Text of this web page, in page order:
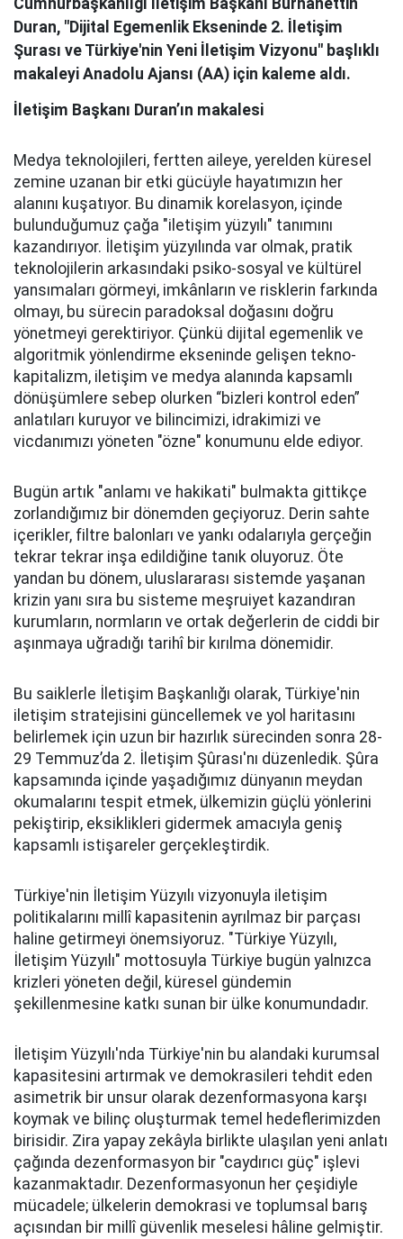
Duran, "Dijital Egemenlik Ekseninde 2. İletişim
Şurası ve Türkiye'nin Yeni İletişim Vizyonu" başlıklı
makaleyi Anadolu Ajansı (AA) için kaleme aldı.
İletişim Başkanı Duran’ın makalesi
Medya teknolojileri, fertten aileye, yerelden küresel
zemine uzanan bir etki gücüyle hayatımızın her
alanını kuşatıyor. Bu dinamik korelasyon, içinde
bulunduğumuz çağa "iletişim yüzyılı" tanımını
kazandırıyor. İletişim yüzyılında var olmak, pratik
teknolojilerin arkasındaki psiko-sosyal ve kültürel
yansımaları görmeyi, imkânların ve risklerin farkında
olmayı, bu sürecin paradoksal doğasını doğru
yönetmeyi gerektiriyor. Çünkü dijital egemenlik ve
algoritmik yönlendirme ekseninde gelişen tekno-
kapitalizm, iletişim ve medya alanında kapsamlı
dönüşümlere sebep olurken “bizleri kontrol eden”
anlatıları kuruyor ve bilincimizi, idrakimizi ve
vicdanımızı yöneten "özne" konumunu elde ediyor.
Bugün artık "anlamı ve hakikati" bulmakta gittikçe
zorlandığımız bir dönemden geçiyoruz. Derin sahte
içerikler, filtre balonları ve yankı odalarıyla gerçeğin
tekrar tekrar inşa edildiğine tanık oluyoruz. Öte
yandan bu dönem, uluslararası sistemde yaşanan
krizin yanı sıra bu sisteme meşruiyet kazandıran
kurumların, normların ve ortak değerlerin de ciddi bir
aşınmaya uğradığı tarihî bir kırılma dönemidir.
Bu saiklerle İletişim Başkanlığı olarak, Türkiye'nin
iletişim stratejisini güncellemek ve yol haritasını
belirlemek için uzun bir hazırlık sürecinden sonra 28-
29 Temmuz’da 2. İletişim Şûrası'nı düzenledik. Şûra
kapsamında içinde yaşadığımız dünyanın meydan
okumalarını tespit etmek, ülkemizin güçlü yönlerini
pekiştirip, eksiklikleri gidermek amacıyla geniş
kapsamlı istişareler gerçekleştirdik.
Türkiye'nin İletişim Yüzyılı vizyonuyla iletişim
politikalarını millî kapasitenin ayrılmaz bir parçası
haline getirmeyi önemsiyoruz. "Türkiye Yüzyılı,
İletişim Yüzyılı" mottosuyla Türkiye bugün yalnızca
krizleri yöneten değil, küresel gündemin
şekillenmesine katkı sunan bir ülke konumundadır.
İletişim Yüzyılı'nda Türkiye'nin bu alandaki kurumsal
kapasitesini artırmak ve demokrasileri tehdit eden
asimetrik bir unsur olarak dezenformasyona karşı
koymak ve bilinç oluşturmak temel hedeflerimizden
birisidir. Zira yapay zekâyla birlikte ulaşılan yeni anlatı
çağında dezenformasyon bir "caydırıcı güç" işlevi
kazanmaktadır. Dezenformasyonun her çeşidiyle
mücadele; ülkelerin demokrasi ve toplumsal barış
açısından bir millî güvenlik meselesi hâline gelmiştir.